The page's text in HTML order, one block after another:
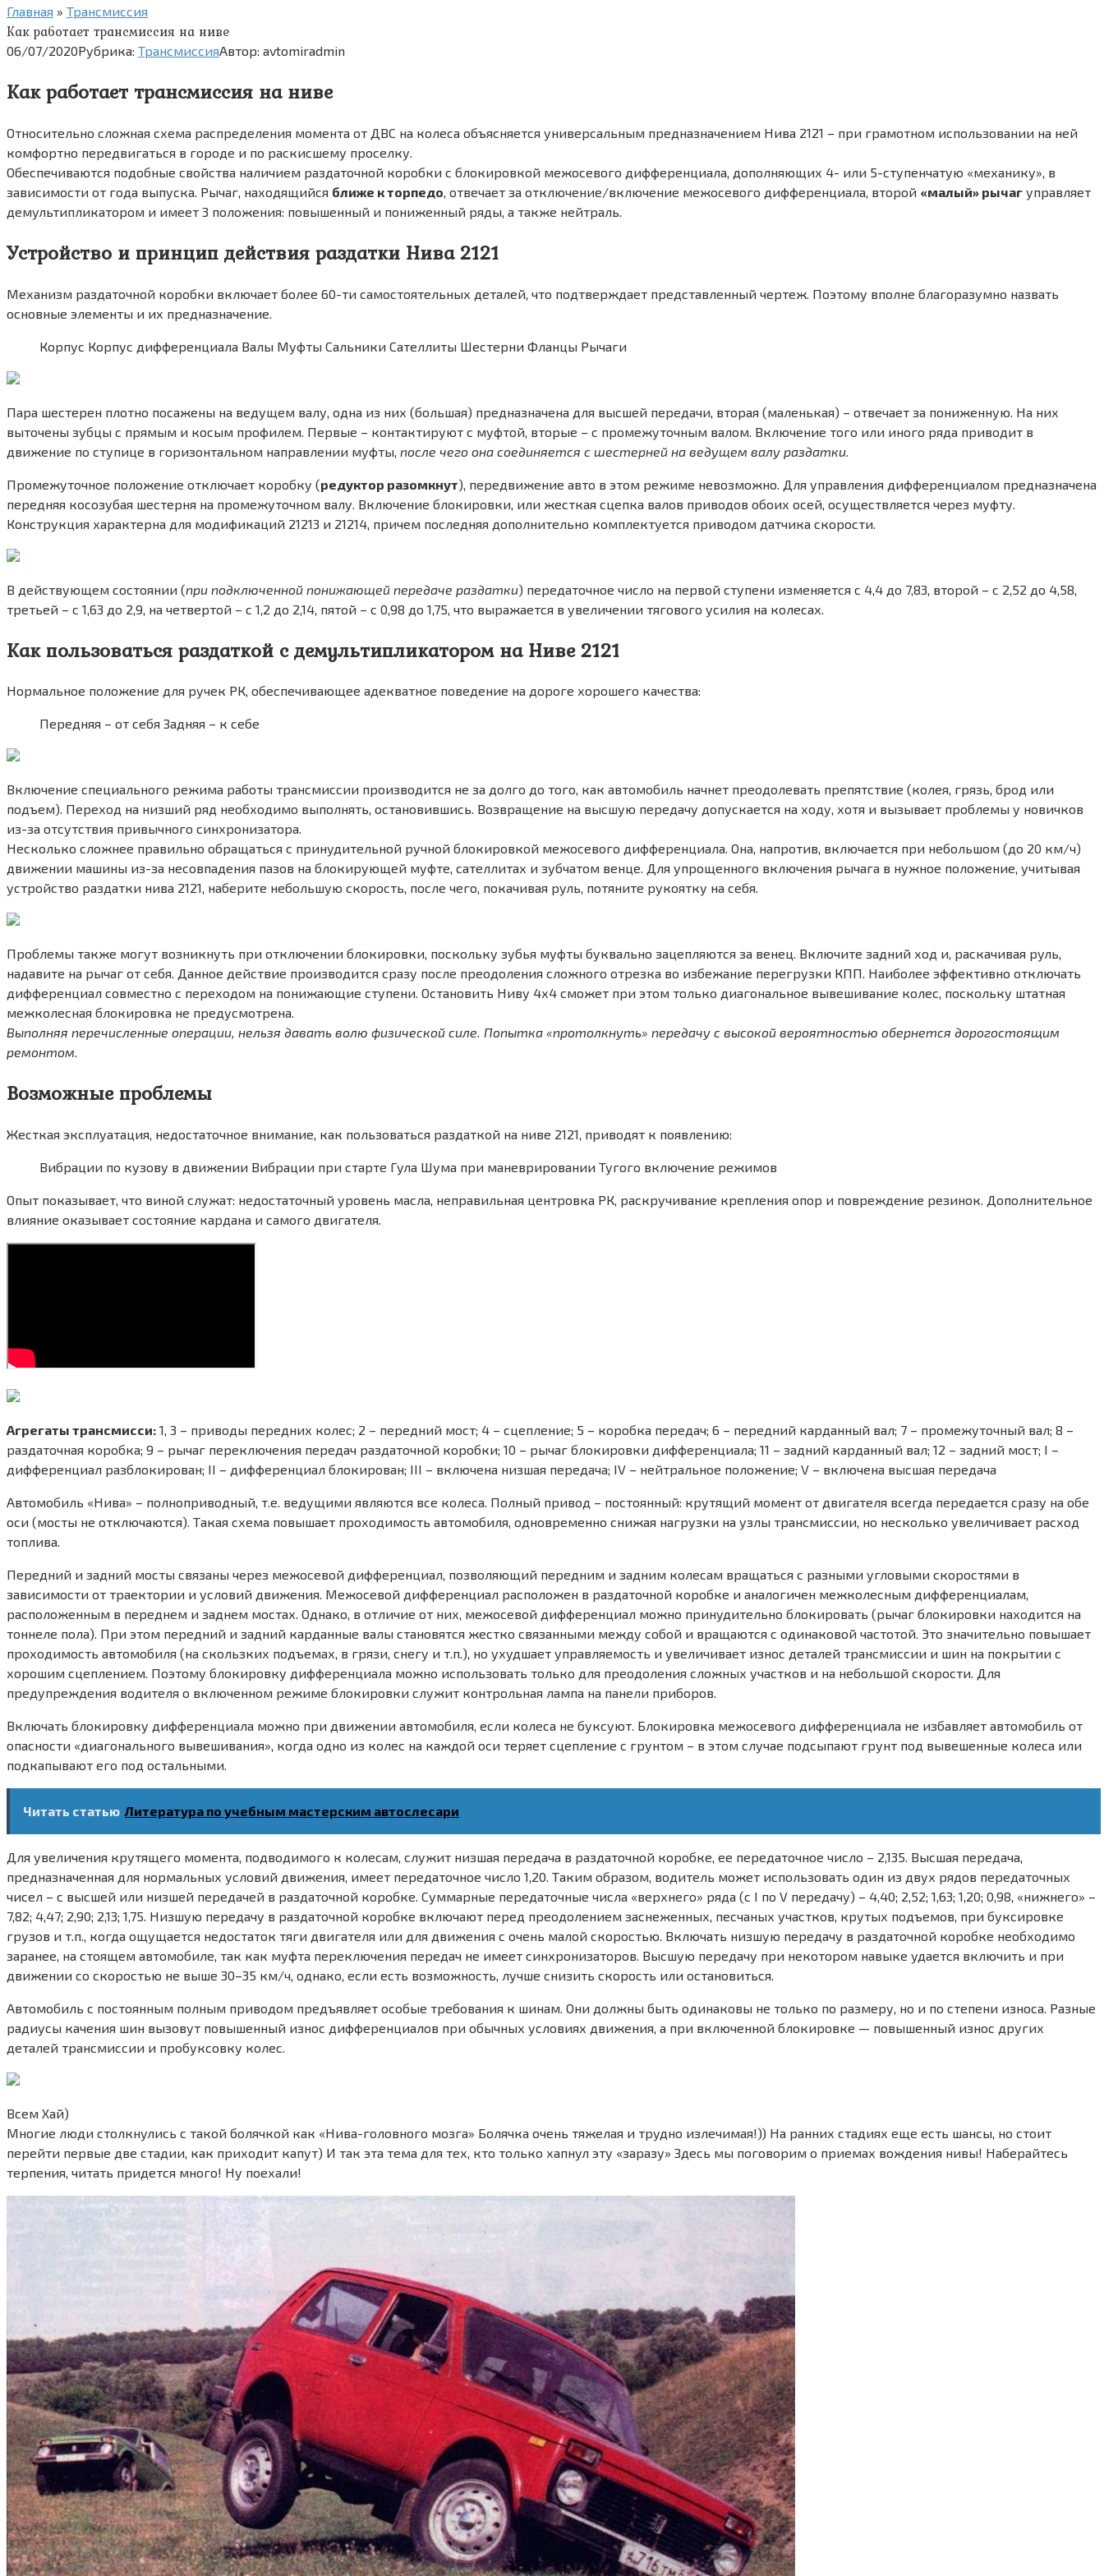
Главная » Трансмиссия
Как работает трансмиссия на ниве
06/07/2020Рубрика: ТрансмиссияАвтор: avtomiradmin
Как работает трансмиссия на ниве
Относительно сложная схема распределения момента от ДВС на колеса объясняется универсальным предназначением Нива 2121 – при грамотном использовании на ней
комфортно передвигаться в городе и по раскисшему проселку.
Обеспечиваются подобные свойства наличием раздаточной коробки с блокировкой межосевого дифференциала, дополняющих 4- или 5-ступенчатую «механику», в
зависимости от года выпуска. Рычаг, находящийся ближе к торпедо, отвечает за отключение/включение межосевого дифференциала, второй «малый» рычаг управляет
демультипликатором и имеет 3 положения: повышенный и пониженный ряды, а также нейтраль.
Устройство и принцип действия раздатки Нива 2121
Механизм раздаточной коробки включает более 60-ти самостоятельных деталей, что подтверждает представленный чертеж. Поэтому вполне благоразумно назвать
основные элементы и их предназначение.
Корпус Корпус дифференциала Валы Муфты Сальники Сателлиты Шестерни Фланцы Рычаги
Пара шестерен плотно посажены на ведущем валу, одна из них (большая) предназначена для высшей передачи, вторая (маленькая) – отвечает за пониженную. На них
выточены зубцы с прямым и косым профилем. Первые – контактируют с муфтой, вторые – с промежуточным валом. Включение того или иного ряда приводит в
движение по ступице в горизонтальном направлении муфты, после чего она соединяется с шестерней на ведущем валу раздатки.
Промежуточное положение отключает коробку (редуктор разомкнут), передвижение авто в этом режиме невозможно. Для управления дифференциалом предназначена
передняя косозубая шестерня на промежуточном валу. Включение блокировки, или жесткая сцепка валов приводов обоих осей, осуществляется через муфту.
Конструкция характерна для модификаций 21213 и 21214, причем последняя дополнительно комплектуется приводом датчика скорости.
В действующем состоянии (при подключенной понижающей передаче раздатки) передаточное число на первой ступени изменяется с 4,4 до 7,83, второй – с 2,52 до 4,58,
третьей – с 1,63 до 2,9, на четвертой – с 1,2 до 2,14, пятой – с 0,98 до 1,75, что выражается в увеличении тягового усилия на колесах.
Как пользоваться раздаткой с демультипликатором на Ниве 2121
Нормальное положение для ручек РК, обеспечивающее адекватное поведение на дороге хорошего качества:
Передняя – от себя Задняя – к себе
Включение специального режима работы трансмиссии производится не за долго до того, как автомобиль начнет преодолевать препятствие (колея, грязь, брод или
подъем). Переход на низший ряд необходимо выполнять, остановившись. Возвращение на высшую передачу допускается на ходу, хотя и вызывает проблемы у новичков
из-за отсутствия привычного синхронизатора.
Несколько сложнее правильно обращаться с принудительной ручной блокировкой межосевого дифференциала. Она, напротив, включается при небольшом (до 20 км/ч)
движении машины из-за несовпадения пазов на блокирующей муфте, сателлитах и зубчатом венце. Для упрощенного включения рычага в нужное положение, учитывая
устройство раздатки нива 2121, наберите небольшую скорость, после чего, покачивая руль, потяните рукоятку на себя.
Проблемы также могут возникнуть при отключении блокировки, поскольку зубья муфты буквально зацепляются за венец. Включите задний ход и, раскачивая руль,
надавите на рычаг от себя. Данное действие производится сразу после преодоления сложного отрезка во избежание перегрузки КПП. Наиболее эффективно отключать
дифференциал совместно с переходом на понижающие ступени. Остановить Ниву 4х4 сможет при этом только диагональное вывешивание колес, поскольку штатная
межколесная блокировка не предусмотрена.
Выполняя перечисленные операции, нельзя давать волю физической силе. Попытка «протолкнуть» передачу с высокой вероятностью обернется дорогостоящим
ремонтом.
Возможные проблемы
Жесткая эксплуатация, недостаточное внимание, как пользоваться раздаткой на ниве 2121, приводят к появлению:
Вибрации по кузову в движении Вибрации при старте Гула Шума при маневрировании Тугого включение режимов
Опыт показывает, что виной служат: недостаточный уровень масла, неправильная центровка РК, раскручивание крепления опор и повреждение резинок. Дополнительное
влияние оказывает состояние кардана и самого двигателя.
Агрегаты трансмисси: 1, 3 – приводы передних колес; 2 – передний мост; 4 – сцепление; 5 – коробка передач; 6 – передний карданный вал; 7 – промежуточный вал; 8 –
раздаточная коробка; 9 – рычаг переключения передач раздаточной коробки; 10 – рычаг блокировки дифференциала; 11 – задний карданный вал; 12 – задний мост; I –
дифференциал разблокирован; II – дифференциал блокирован; III – включена низшая передача; IV – нейтральное положение; V – включена высшая передача
Автомобиль «Нива» – полноприводный, т.е. ведущими являются все колеса. Полный привод – постоянный: крутящий момент от двигателя всегда передается сразу на обе
оси (мосты не отключаются). Такая схема повышает проходимость автомобиля, одновременно снижая нагрузки на узлы трансмиссии, но несколько увеличивает расход
топлива.
Передний и задний мосты связаны через межосевой дифференциал, позволяющий передним и задним колесам вращаться с разными угловыми скоростями в
зависимости от траектории и условий движения. Межосевой дифференциал расположен в раздаточной коробке и аналогичен межколесным дифференциалам,
расположенным в переднем и заднем мостах. Однако, в отличие от них, межосевой дифференциал можно принудительно блокировать (рычаг блокировки находится на
тоннеле пола). При этом передний и задний карданные валы становятся жестко связанными между собой и вращаются с одинаковой частотой. Это значительно повышает
проходимость автомобиля (на скользких подъемах, в грязи, снегу и т.п.), но ухудшает управляемость и увеличивает износ деталей трансмиссии и шин на покрытии с
хорошим сцеплением. Поэтому блокировку дифференциала можно использовать только для преодоления сложных участков и на небольшой скорости. Для
предупреждения водителя о включенном режиме блокировки служит контрольная лампа на панели приборов.
Включать блокировку дифференциала можно при движении автомобиля, если колеса не буксуют. Блокировка межосевого дифференциала не избавляет автомобиль от
опасности «диагонального вывешивания», когда одно из колес на каждой оси теряет сцепление с грунтом – в этом случае подсыпают грунт под вывешенные колеса или
подкапывают его под остальными.
Читать статью Литература по учебным мастерским автослесари
Для увеличения крутящего момента, подводимого к колесам, служит низшая передача в раздаточной коробке, ее передаточное число – 2,135. Высшая передача,
предназначенная для нормальных условий движения, имеет передаточное число 1,20. Таким образом, водитель может использовать один из двух рядов передаточных
чисел – с высшей или низшей передачей в раздаточной коробке. Суммарные передаточные числа «верхнего» ряда (с I по V передачу) – 4,40; 2,52; 1,63; 1,20; 0,98, «нижнего» –
7,82; 4,47; 2,90; 2,13; 1,75. Низшую передачу в раздаточной коробке включают перед преодолением заснеженных, песчаных участков, крутых подъемов, при буксировке
грузов и т.п., когда ощущается недостаток тяги двигателя или для движения с очень малой скоростью. Включать низшую передачу в раздаточной коробке необходимо
заранее, на стоящем автомобиле, так как муфта переключения передач не имеет синхронизаторов. Высшую передачу при некотором навыке удается включить и при
движении со скоростью не выше 30–35 км/ч, однако, если есть возможность, лучше снизить скорость или остановиться.
Автомобиль с постоянным полным приводом предъявляет особые требования к шинам. Они должны быть одинаковы не только по размеру, но и по степени износа. Разные
радиусы качения шин вызовут повышенный износ дифференциалов при обычных условиях движения, а при включенной блокировке — повышенный износ других
деталей трансмиссии и пробуксовку колес.
Всем Хай)
Многие люди столкнулись с такой болячкой как «Нива-головного мозга» Болячка очень тяжелая и трудно излечимая!)) На ранних стадиях еще есть шансы, но стоит
перейти первые две стадии, как приходит капут) И так эта тема для тех, кто только хапнул эту «заразу» Здесь мы поговорим о приемах вождения нивы! Наберайтесь
терпения, читать придется много! Ну поехали!